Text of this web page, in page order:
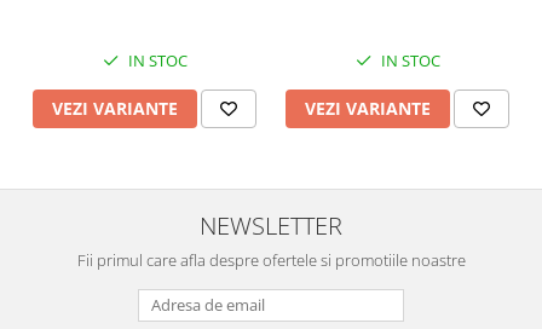
IN STOC
VEZI VARIANTE
IN STOC
VEZI VARIANTE
NEWSLETTER
Fii primul care afla despre ofertele si promotiile noastre